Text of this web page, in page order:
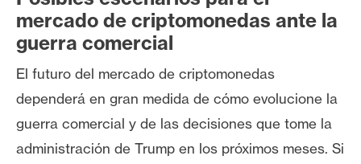
mercado de criptomonedas ante la
guerra comercial
El futuro del mercado de criptomonedas
dependerá en gran medida de cómo evolucione la
guerra comercial y de las decisiones que tome la
administración de Trump en los próximos meses. Si